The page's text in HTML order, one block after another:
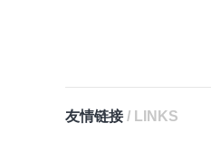
友情链接/ LINKS